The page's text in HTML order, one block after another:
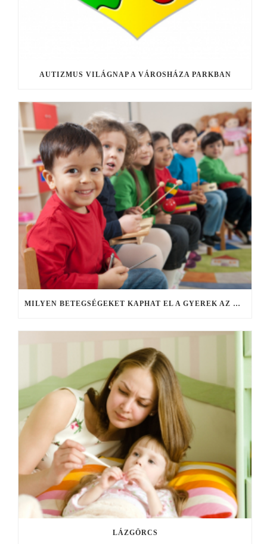
AUTIZMUS VILÁGNAP A VÁROSHÁZA PARKBAN
MILYEN BETEGSÉGEKET KAPHAT EL A GYEREK AZ ÓVODÁBAN, ISKOLÁBAN?
LÁZGÖRCS